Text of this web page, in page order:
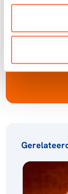
Lees hier